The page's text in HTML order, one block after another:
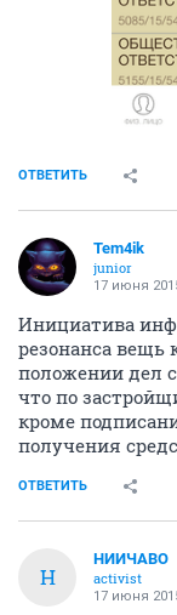
ОТВЕТИТЬ
Tem4ik
junior
17 июня
Инициатива
резонанса вещь
положении дел
что по
кроме
получения
ОТВЕТИТЬ
Н
НИИЧАВО
activist
17 июня